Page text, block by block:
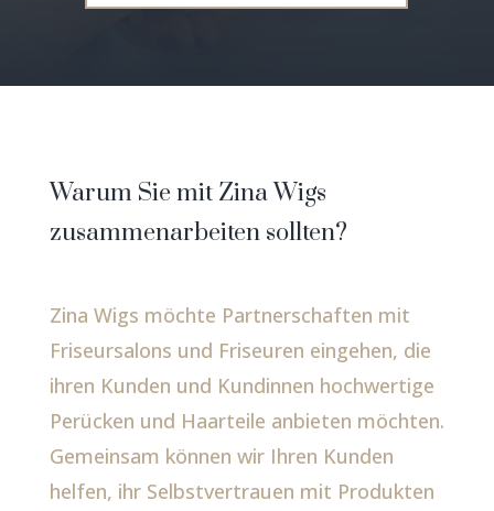
Warum Sie mit Zina Wigs
zusammenarbeiten sollten?
Zina Wigs möchte Partnerschaften mit
Friseursalons und Friseuren eingehen, die
ihren Kunden und Kundinnen hochwertige
Perücken und Haarteile anbieten möchten.
Gemeinsam können wir Ihren Kunden
helfen, ihr Selbstvertrauen mit Produkten